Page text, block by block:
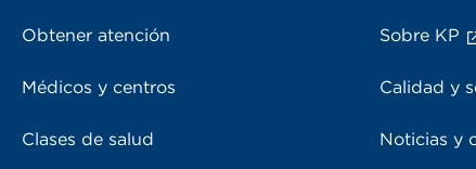
Obtener atención
Médicos y centros
Clases de salud
Sobre KP
Calidad y
Noticias y